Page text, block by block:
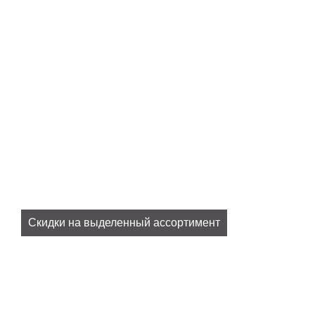
Скидки на выделенный ассортимент